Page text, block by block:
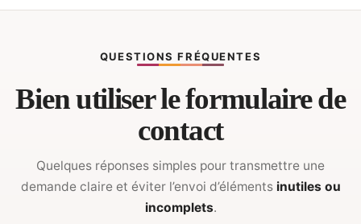
QUESTIONS FRÉQUENTES
Bien utiliser le formulaire de
contact
Quelques réponses simples pour transmettre une
demande claire et éviter l’envoi d’éléments inutiles ou
incomplets.